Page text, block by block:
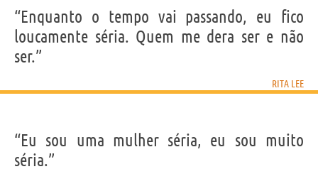
“Enquanto o tempo vai passando, eu fico
loucamente séria. Quem me dera ser e não
ser.”
RITA LEE
“Eu sou uma mulher séria, eu sou muito
séria.”